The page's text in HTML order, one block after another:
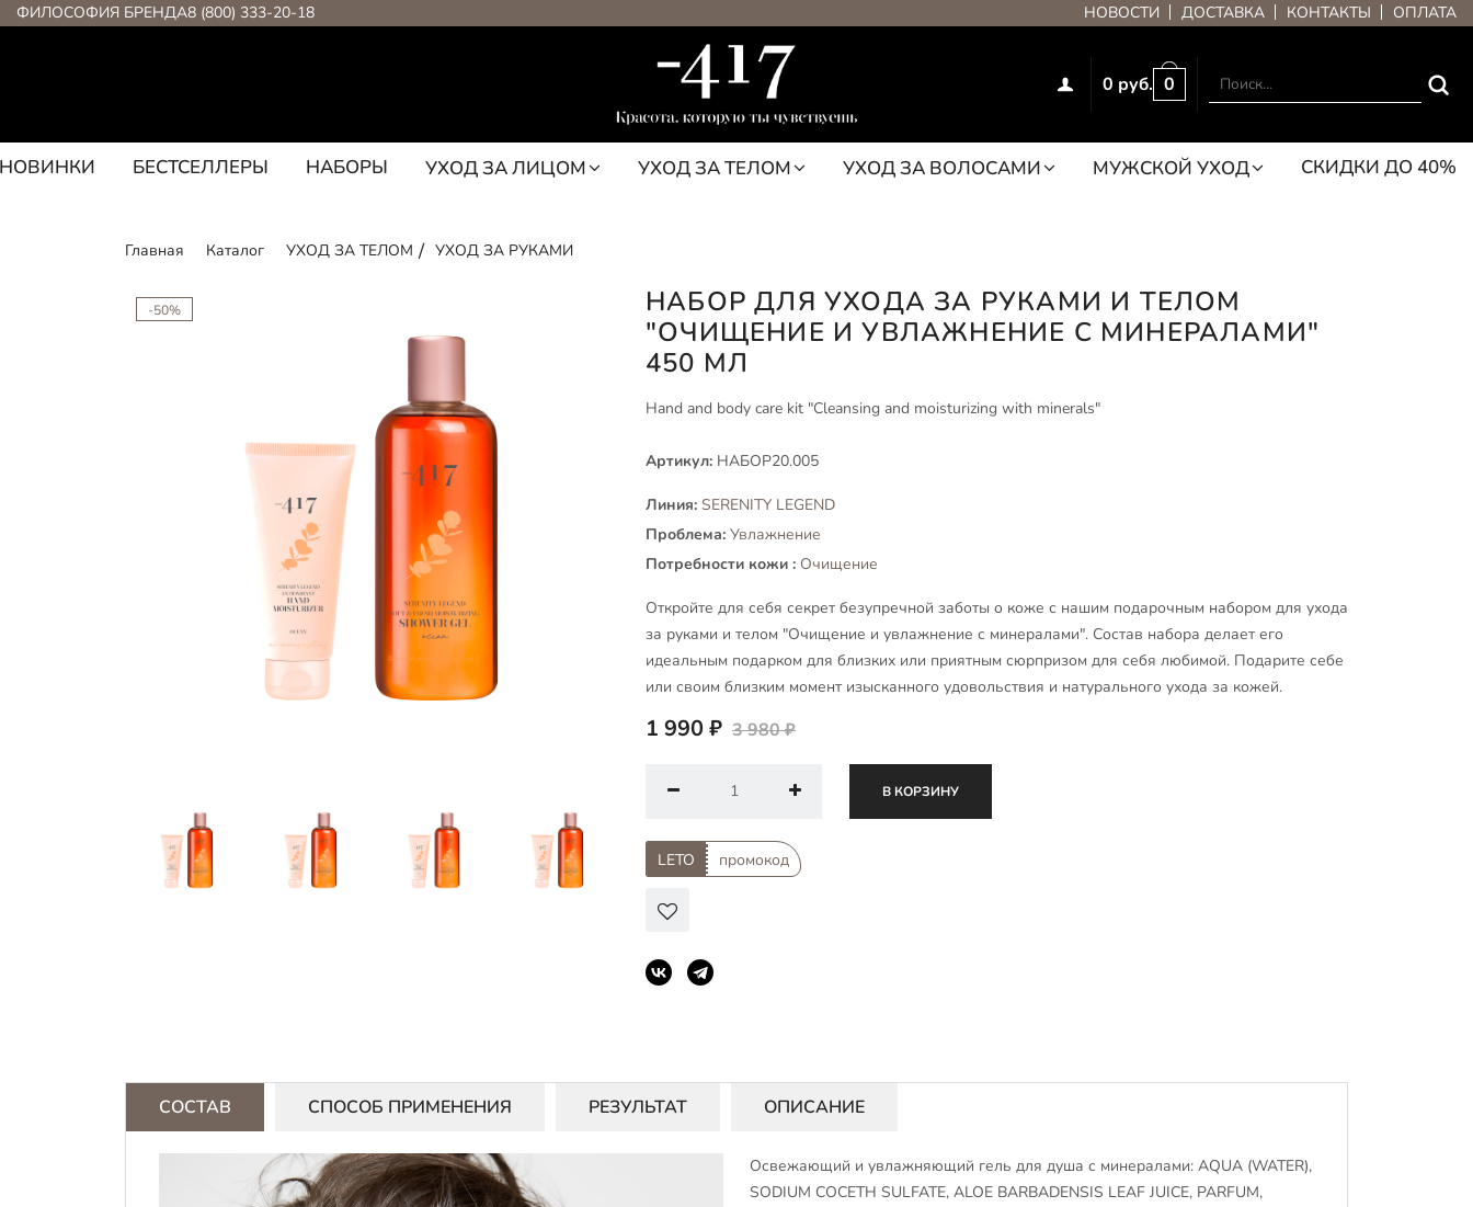
ФИЛОСОФИЯ БРЕНДА8 (800) 333-20-18 НОВОСТИ ДОСТАВКА КОНТАКТЫ ОПЛАТА
0 руб. 0
БЕСТСЕЛЛЕРЫ НАБОРЫ УХОД ЗА ЛИЦОМ УХОД ЗА ТЕЛОМ УХОД ЗА ВОЛОСАМИ МУЖСКОЙ УХОД СКИДКИ ДО 40%
Главная Каталог УХОД ЗА ТЕЛОМ УХОД ЗА РУКАМИ
-50%
НАБОР ДЛЯ УХОДА ЗА РУКАМИ И ТЕЛОМ
"ОЧИЩЕНИЕ И УВЛАЖНЕНИЕ С МИНЕРАЛАМИ"
450 МЛ
Hand and body care kit "Cleansing and moisturizing with minerals"
Артикул: НАБОР20.005
Линия: SERENITY LEGEND
Проблема: Увлажнение
Потребности кожи : Очищение
Откройте для себя секрет безупречной заботы о коже с нашим подарочным набором для ухода
за руками и телом "Очищение и увлажнение с минералами". Состав набора делает его
идеальным подарком для близких или приятным сюрпризом для себя любимой. Подарите себе
или своим близким момент изысканного удовольствия и натурального ухода за кожей.
1 990 ₽ 3 980 ₽
В КОРЗИНУ
LETO промокод
СОСТАВ СПОСОБ ПРИМЕНЕНИЯ РЕЗУЛЬТАТ ОПИСАНИЕ
Освежающий и увлажняющий гель для душа с минералами: AQUA (WATER),
SODIUM COCETH SULFATE, ALOE BARBADENSIS LEAF JUICE, PARFUM,